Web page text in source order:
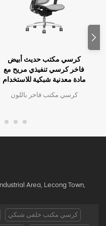
كرسي مكتب حديث أبيض
فاخر كرسي تنفيذي مريح مع
مادة معدنية شبكية للاستخدام
كرسي مكتب فاخر باللون
Area, Lecong Town,
كرسي مكتب خلفي شبكي